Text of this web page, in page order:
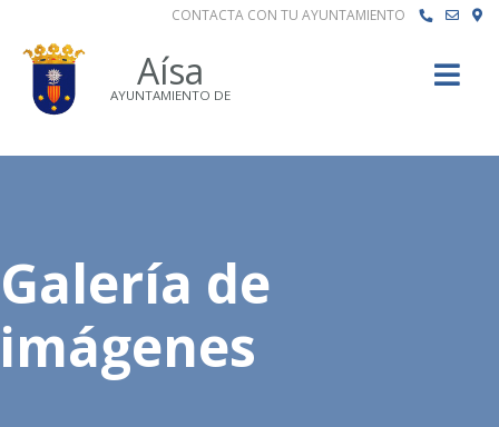
CONTACTA CON TU AYUNTAMIENTO
Aísa
AYUNTAMIENTO DE
Galería de
imágenes